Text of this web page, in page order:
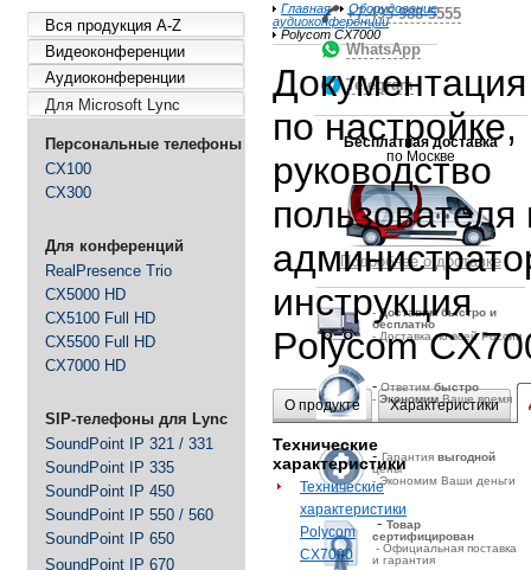
Вся продукция A-Z
Видеоконференции
Аудиоконференции
Для Microsoft Lync
Персональные телефоны
CX100
CX300
Для конференций
RealPresence Trio
CX5000 HD
CX5100 Full HD
CX5500 Full HD
CX7000 HD
SIP-телефоны для Lync
SoundPoint IP 321 / 331
SoundPoint IP 335
SoundPoint IP 450
SoundPoint IP 550 / 560
SoundPoint IP 650
SoundPoint IP 670
+7-495-988-5555
WhatsApp
Telegram
Бесплатная доставка
по Москве
Подробнее о доставке
-Доставим быстро и
бесплатно
- Доставка по всей России
-Ответимбыстро
- Экономим Ваше время
- Гарантия выгодной
цены
- Экономим Ваши деньги
- Товар
сертифицирован
- Официальная поставка
и гарантия
Главная
Оборудование
аудиоконференции
Polycom CX7000
Документация
по настройке,
руководство
пользователя
инструкция
Polycom
О продукте Характеристики
Технические
характеристики
Технические
характеристики
Polycom
CX7000